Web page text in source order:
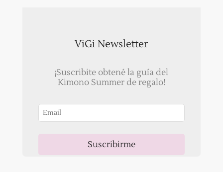
ViGi Newsletter
¡Suscribite obtené la guía del
Kimono Summer de regalo!
Suscribirme